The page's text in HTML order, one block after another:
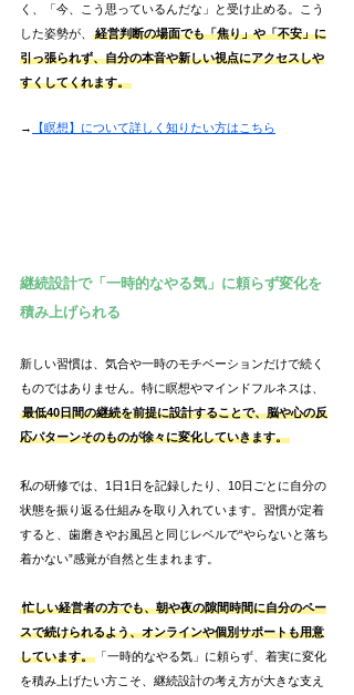
く、「今、こう思っているんだな」と受け止める。こう
した姿勢が、
経営判断の場面でも「焦り」や「不安」に
引っ張られず、自分の本音や新しい視点にアクセスしや
すくしてくれます。
→ 【瞑想】について詳しく知りたい方はこちら
継続設計で「一時的なやる気」に頼らず変化を
積み上げられる
新しい習慣は、気合や一時のモチベーションだけで続く
ものではありません。特に瞑想やマインドフルネスは、
最低40日間の継続を前提に設計することで、脳や心の反
応パターンそのものが徐々に変化していきます。
私の研修では、1日1日を記録したり、10日ごとに自分の
状態を振り返る仕組みを取り入れています。習慣が定着
すると、歯磨きやお風呂と同じレベルで“やらないと落ち
着かない”感覚が自然と生まれます。
忙しい経営者の方でも、朝や夜の隙間時間に自分のペー
スで続けられるよう、オンラインや個別サポートも用意
しています。
「一時的なやる気」に頼らず、着実に変化
を積み上げたい方こそ、継続設計の考え方が大きな支え